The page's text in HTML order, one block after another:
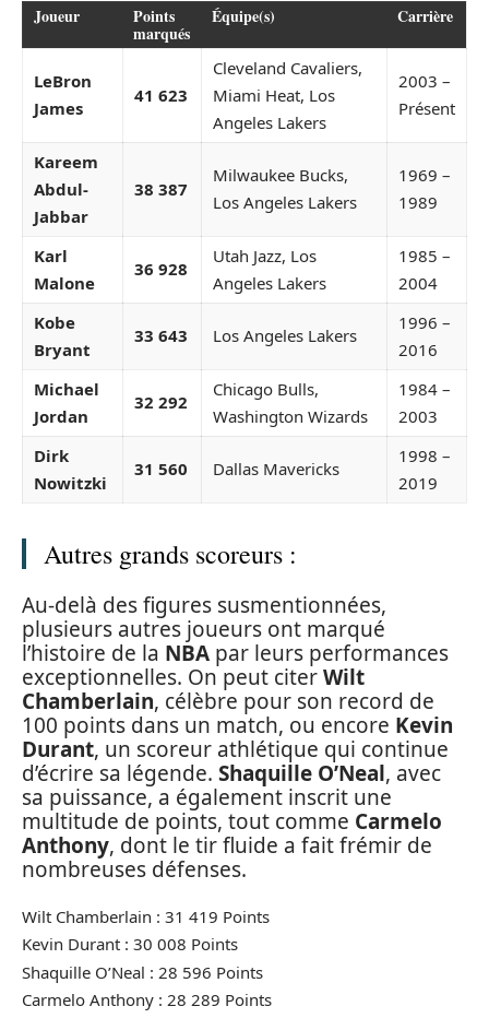
Joueur Points
marqués
Équipe(s) Carrière
LeBron
James
41 623
Cleveland Cavaliers,
Miami Heat, Los
Angeles Lakers
2003 –
Présent
Kareem
Abdul-
Jabbar
38 387
Milwaukee Bucks,
Los Angeles Lakers
1969 –
1989
Karl
Malone
36 928
Utah Jazz, Los
Angeles Lakers
1985 –
2004
Kobe
Bryant
33 643 Los Angeles Lakers
1996 –
2016
Michael
Jordan
32 292
Chicago Bulls,
Washington Wizards
1984 –
2003
Dirk
Nowitzki
31 560 Dallas Mavericks
1998 –
2019
Autres grands scoreurs :
Au-delà des figures susmentionnées,
plusieurs autres joueurs ont marqué
l’histoire de la NBA par leurs performances
exceptionnelles. On peut citerWilt
Chamberlain, célèbre pour son record de
100 points dans un match, ou encore Kevin
Durant, un scoreur athlétique qui continue
d’écrire sa légende. Shaquille O’Neal, avec
sa puissance, a également inscrit une
multitude de points, tout comme Carmelo
Anthony, dont le tir fluide a fait frémir de
nombreuses défenses.
Wilt Chamberlain : 31 419 Points
Kevin Durant : 30 008 Points
Shaquille O’Neal : 28 596 Points
Carmelo Anthony : 28 289 Points